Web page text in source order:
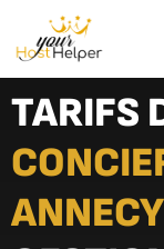
TARIFS
ANNECY